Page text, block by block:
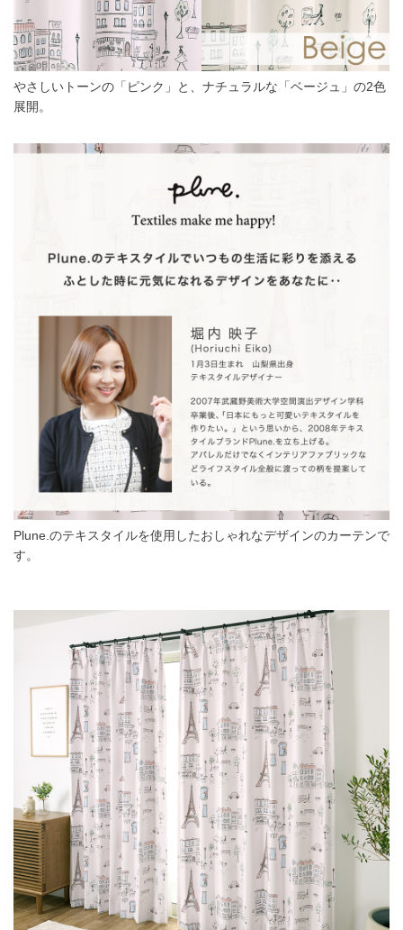
やさしいトーンの「ピンク」と、ナチュラルな「ベージュ」の2色
展開。
Plune.のテキスタイルを使用したおしゃれなデザインのカーテンで
す。